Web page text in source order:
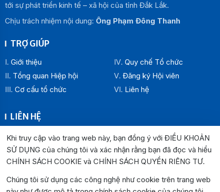
tới sự phát triển kinh tế – xã hội của tỉnh Đắk Lắk.
Chịu trách nhiệm nội dung: Ông Phạm Đông Thanh
TRỢ GIÚP
Giới thiệu
Tổng quan Hiệp hội
Cơ cấu tổ chức
Quy chế Tổ chức
Đăng ký Hội viên
Liên hệ
LIÊN HỆ
Địa chỉ:
Văn phòng Hiệp hội Doanh nghiệp tỉnh Đắk Lắk: Số 33
Trường Chinh , P. Buôn Ma Thuột, tỉnh Đắk Lắk
Tuy Hòa, tỉnh Đắk Lắk
Khi truy cập vào trang web này, bạn đồng ý với ĐIỀU KHOẢN
SỬ DỤNG của chúng tôi và xác nhận rằng bạn đã đọc và hiểu
CHÍNH SÁCH COOKIE và CHÍNH SÁCH QUYỀN RIÊNG TƯ.
Chúng tôi sử dụng các công nghệ như cookie trên trang web